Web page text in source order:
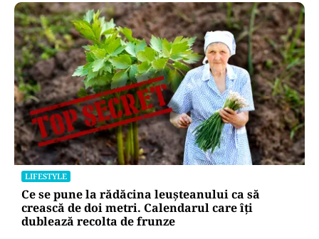
LIFESTYLE
Ce se pune la rădăcina leușteanului ca să
crească de doi metri. Calendarul care îți
dublează recolta de frunze